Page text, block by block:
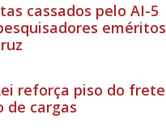
cassados pelo AI-5
eméritos
reforça piso do frete
de cargas